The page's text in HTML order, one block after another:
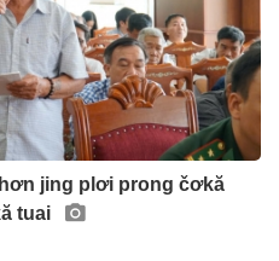
jing plơi prong čơkă
tuai